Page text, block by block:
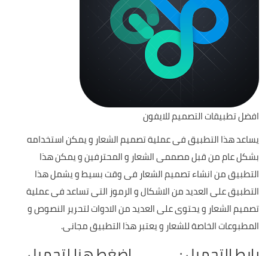
افضل تطبيقات التصميم للايفون
يساعد هذا التطبيق فى عملية تصميم الشعار و يمكن استخدامه
بشكل عام من قبل مصممى الشعار و المحترفين و يمكن هذا
التطبيق من انشاء تصميم الشعار فى وقت بسيط و يشمل هذا
التطبيق على العديد من الاشكال و الرموز التى تساعد فى عملية
تصميم الشعار و يحتوى على العديد من الادوات لتحرير النصوص و
المطبوعات الخاصة للشعار و يعتبر هذا التطبيق مجانى.